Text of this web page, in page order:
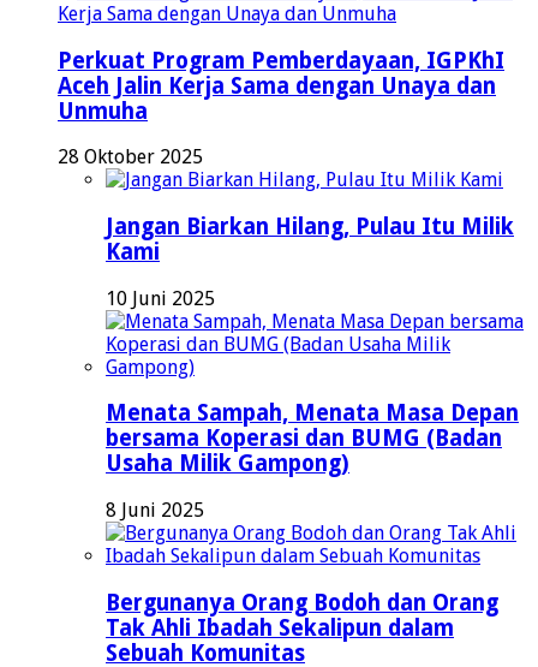
Perkuat Program Pemberdayaan, IGPKhI
Aceh Jalin Kerja Sama dengan Unaya dan
Unmuha
28 Oktober 2025
Jangan Biarkan Hilang, Pulau Itu Milik
Kami
10 Juni 2025
Menata Sampah, Menata Masa Depan
bersama Koperasi dan BUMG (Badan
Usaha Milik Gampong)
8 Juni 2025
Bergunanya Orang Bodoh dan Orang
Tak Ahli Ibadah Sekalipun dalam
Sebuah Komunitas